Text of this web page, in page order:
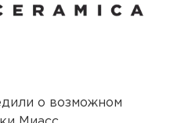
о возможном